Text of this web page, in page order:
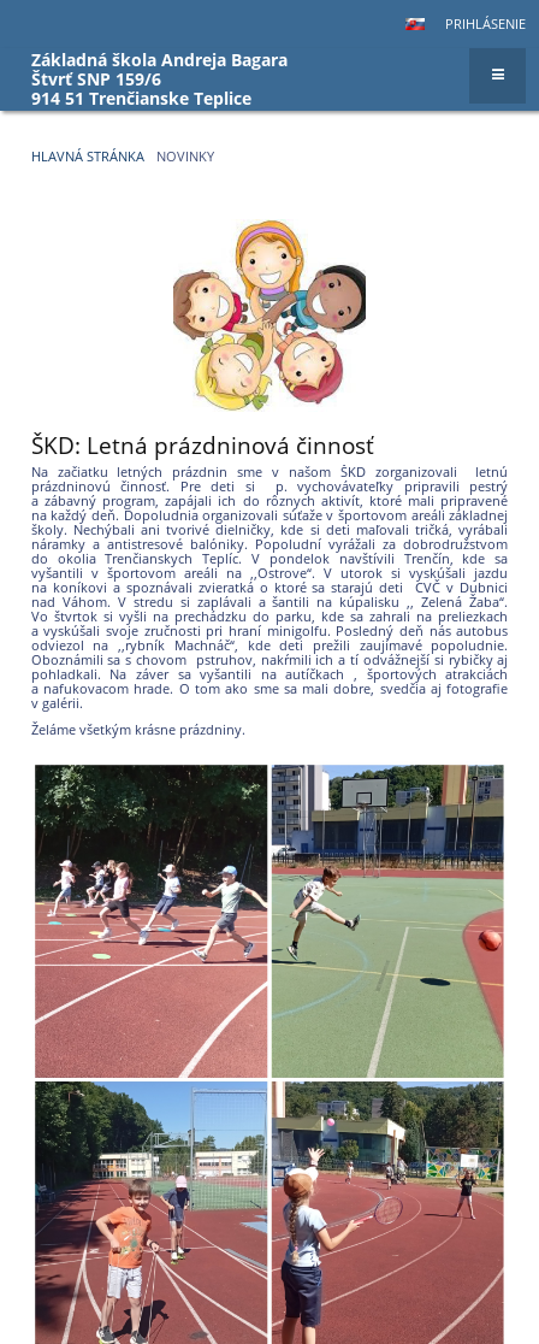
PRIHLÁSENIE
Základná škola Andreja Bagara
Štvrť SNP 159/6
914 51 Trenčianske Teplice
HLAVNÁ STRÁNKA NOVINKY
ŠKD: Letná prázdninová činnosť
Na začiatku letných prázdnin sme v našom ŠKD zorganizovali letnú
prázdninovú činnosť. Pre deti si p. vychovávateľky pripravili pestrý
a zábavný program, zapájali ich do rôznych aktivít, ktoré mali pripravené
na každý deň. Dopoludnia organizovali súťaže v športovom areáli základnej
školy. Nechýbali ani tvorivé dielničky, kde si deti maľovali tričká, vyrábali
náramky a antistresové balóniky. Popoludní vyrážali za dobrodružstvom
do okolia Trenčianskych Teplíc. V pondelok navštívili Trenčín, kde sa
vyšantili v športovom areáli na ,,Ostrove“. V utorok si vyskúšali jazdu
na koníkovi a spoznávali zvieratká o ktoré sa starajú deti CVČ v Dubnici
nad Váhom. V stredu si zaplávali a šantili na kúpalisku ,, Zelená Žaba“.
Vo štvrtok si vyšli na prechádzku do parku, kde sa zahrali na preliezkach
a vyskúšali svoje zručnosti pri hraní minigolfu. Posledný deň nás autobus
odviezol na ,,rybník Machnáč“, kde deti prežili zaujímavé popoludnie.
Oboznámili sa s chovom pstruhov, nakŕmili ich a tí odvážnejší si rybičky aj
pohladkali. Na záver sa vyšantili na autíčkach , športových atrakciách
a nafukovacom hrade. O tom ako sme sa mali dobre, svedčia aj fotografie
v galérii.
Želáme všetkým krásne prázdniny.